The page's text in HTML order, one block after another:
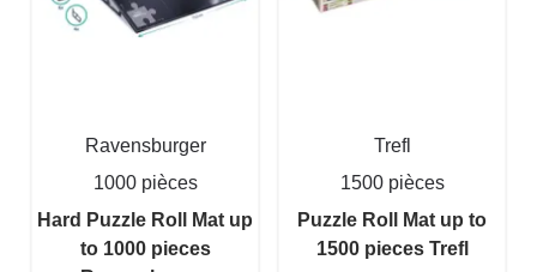
Ravensburger
1000 pièces
Hard Puzzle Roll Mat up
to 1000 pieces
Trefl
1500 pièces
Puzzle Roll Mat up to
1500 pieces Trefl